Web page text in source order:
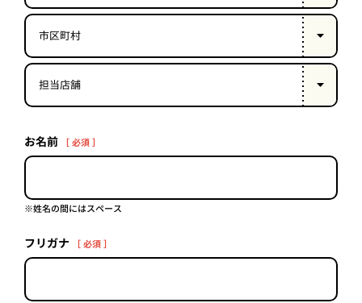
お問い
ポリシ
報
お名前 ［ 必須 ］
※姓名の間にはスペース
フリガナ ［ 必須 ］